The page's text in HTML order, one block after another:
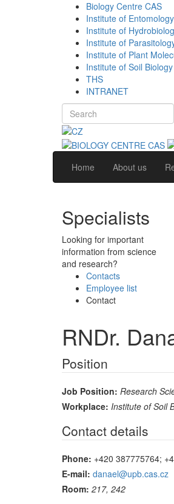
Biology Centre CAS
Institute of Entomology
Institute of
Institute of
Institute of Plant
Institute of Soil
THS
INTRANET
Home About us
Specialists
Looking for important
information from science
and research?
Contacts
Employee list
Contact
RNDr.
Position
Job Position: Research
Workplace: Institute of Soil
Contact details
Phone: +420 387775764;
E-mail: danael@upb.cas.cz
Room: 217, 242